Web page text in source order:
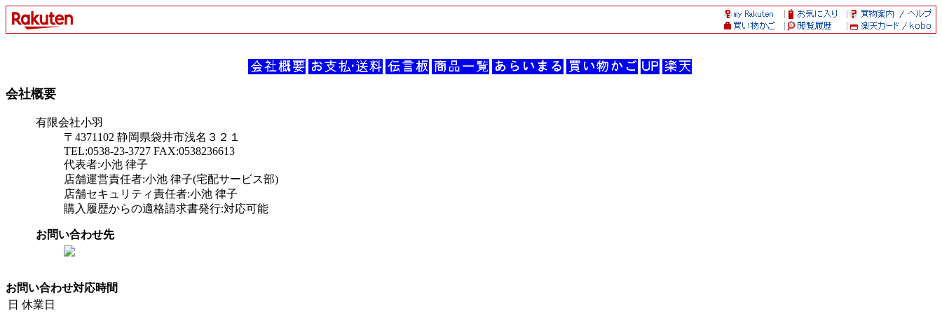
会社概要
有限会社小羽
〒4371102 静岡県袋井市浅名３２１
TEL:0538-23-3727 FAX:0538236613
代表者:小池 律子
店舗運営責任者:小池 律子(宅配サービス部)
店舗セキュリティ責任者:小池 律子
購入履歴からの適格請求書発行:対応可能
お問い合わせ先
お問い合わせ対応時間
日 休業日